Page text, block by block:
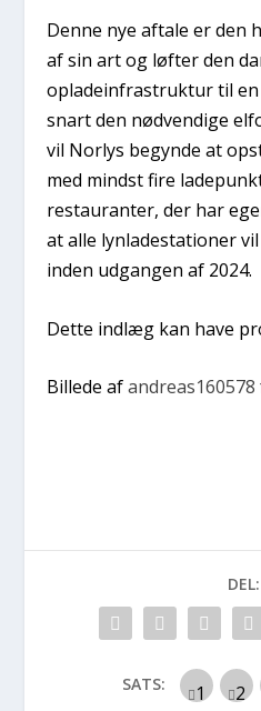
Denne nye aftale er den
af sin art og løfter den
opladeinfrastruktur til en
snart den nødvendige
vil Norlys begynde at
med mindst fire
restauranter, der har
at alle lynladestationer
inden udgangen af 2024.
Dette indlæg kan have
Billede afandreas160578
DEL:
SATS: